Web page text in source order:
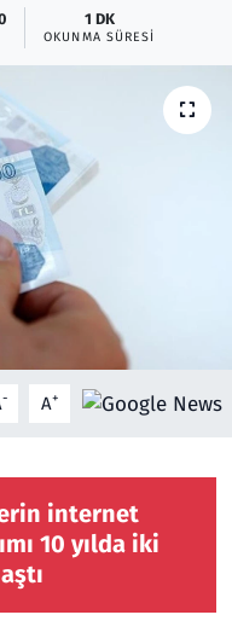
1 DK
OKUNMA SÜRESI
- A+
internet
10 yılda iki